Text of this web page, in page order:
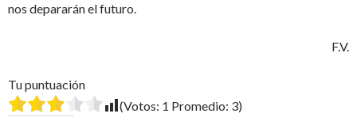
nos depararán el futuro.
F.V.
Tu puntuación
(Votos: 1 Promedio: 3)